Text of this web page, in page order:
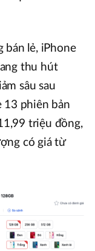
bán lẻ, iPhone
thu hút
sâu sau
13 phiên bản
triệu đồng,
có giá từ